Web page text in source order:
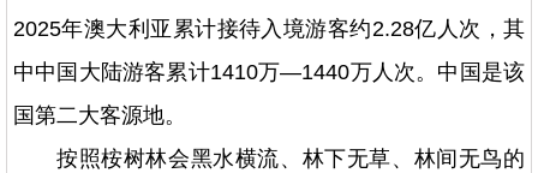
2025年澳大利亚累计接待入境游客约2.28亿人次，其
中中国大陆游客累计1410万—1440万人次。中国是该
国第二大客源地。
按照桉树林会黑水横流、林下无草、林间无鸟的